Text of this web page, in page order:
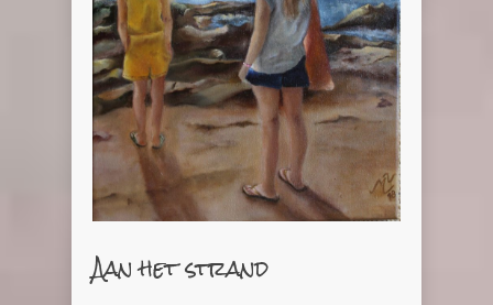
Aan het strand